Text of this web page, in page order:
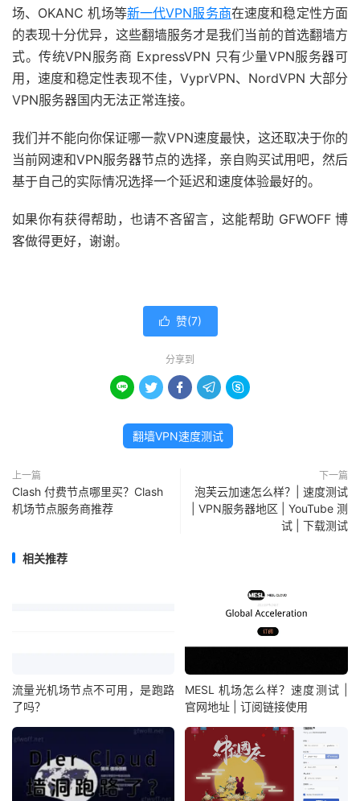
场、OKANC 机场等新一代VPN服务商在速度和稳定性方面
的表现十分优异，这些翻墙服务才是我们当前的首选翻墙方
式。传统VPN服务商 ExpressVPN 只有少量VPN服务器可
用，速度和稳定性表现不佳，VyprVPN、NordVPN 大部分
VPN服务器国内无法正常连接。
我们并不能向你保证哪一款VPN速度最快，这还取决于你的
当前网速和VPN服务器节点的选择，亲自购买试用吧，然后
基于自己的实际情况选择一个延迟和速度体验最好的。
如果你有获得帮助，也请不吝留言，这能帮助 GFWOFF 博
客做得更好，谢谢。
 赞(7)
分享到
    
翻墙VPN速度测试
上一篇
Clash 付费节点哪里买？Clash
机场节点服务商推荐
下一篇
泡芙云加速怎么样？| 速度测试
| VPN服务器地区 | YouTube 测
试 | 下载测试
相关推荐
流量光机场节点不可用，是跑路
了吗？
MESL 机场怎么样？速度测试 |
官网地址 | 订阅链接使用